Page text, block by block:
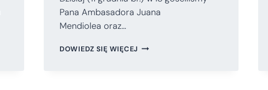
Pana Ambasadora Juana
Mendiolea oraz…
DOWIEDZ SIĘ WIĘCEJ SPOTKANIE